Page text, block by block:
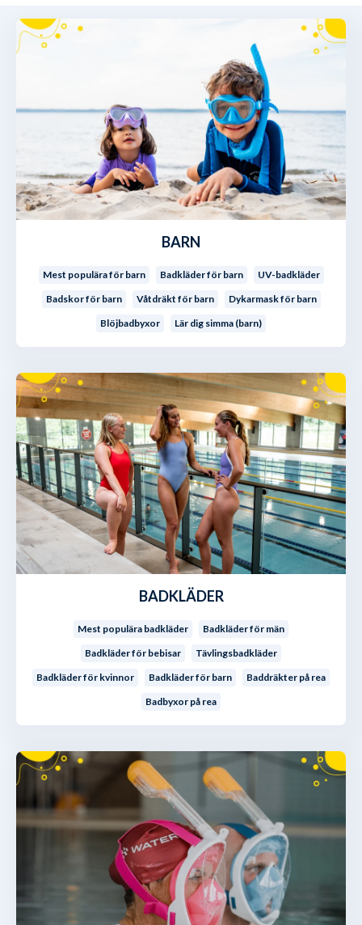
BARN
Mest populära för barn Badkläder för barn
UV-badkläder
Badskor för barn
Våtdräkt för barn
Dykarmask för barn
Blöjbadbyxor
Lär dig simma (barn)
BADKLÄDER
Mest populära badkläder
Badkläder för män
Badkläder för bebisar
Tävlingsbadkläder
Badkläder för kvinnor
Badkläder för barn
Baddräkter på rea
Badbyxor på rea